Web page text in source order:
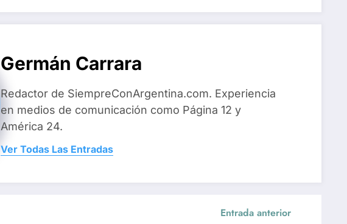
Germán Carrara
Redactor de SiempreConArgentina.com. Experiencia
en medios de comunicación como Página 12 y
América 24.
Ver Todas Las Entradas
Entrada anterior